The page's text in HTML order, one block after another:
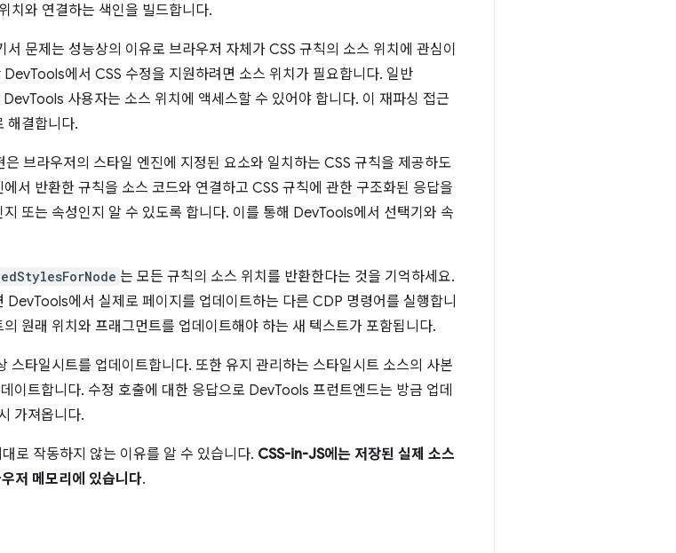
치와 연결하는 색인을 빌드합니다.
문제는 성능상의 이유로 브라우저 자체가 CSS 규칙의 소스 위치에 관심이
에서 CSS 수정을 지원하려면 소스 위치가 필요합니다. 일반
사용자는 소스 위치에 액세스할 수 있어야 합니다. 이 재파싱 접근
해결합니다.
은 브라우저의 스타일 엔진에 지정된 요소와 일치하는 CSS 규칙을 제공하도
서 반환한 규칙을 소스 코드와 연결하고 CSS 규칙에 관한 구조화된 응답을
또는 속성인지 알 수 있도록 합니다. 이를 통해 DevTools에서 선택기와 속
는 모든 규칙의 소스 위치를 반환한다는 것을 기억하세요.
에서 실제로 페이지를 업데이트하는 다른 CDP 명령어를 실행합니
원래 위치와 프래그먼트를 업데이트해야 하는 새 텍스트가 포함됩니다.
타일시트를 업데이트합니다. 또한 유지 관리하는 스타일시트 소스의 사본
이트합니다. 수정 호출에 대한 응답으로 DevTools 프런트엔드는 방금 업데
가져옵니다.
로 작동하지 않는 이유를 알 수 있습니다. CSS-in-JS에는 저장된 실제 소스
저 메모리에 있습니다.